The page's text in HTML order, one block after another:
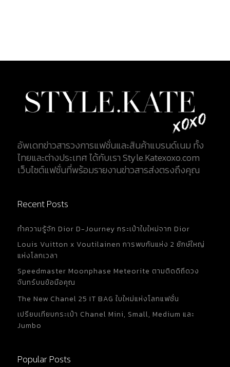
อัพเดทข่าวสารวงการแฟชั่นและสินค้าแบรนด์เนม ทั้ง
ไทยและต่างประเทศ ได้กับเรา Style.Katexoxo.com
เว็บไซต์แฟชั่นที่พร้อมรายงานข่าวสารส่งตรงถึงคุณ
Recent Posts
ทำความรู้จัก Dior D-Journey กระเป๋าใบใหม่จาก Dior
Louis Vuitton x Voutilainen การพบกันแห่ง 2 ยักษ์ใหญ่
แห่งโลกเวลา
Speedmaster Moonphase Meteorite ตามติดดิถีดวง
จันทร์บนข้อมือคุณ
The New Chanel 25 IT BAG ใบใหม่แห่งโลกแฟชั่น
เปรียบเทียบกระเป๋า Chanel Mini, Small, Medium และ
Jumbo
Popular Posts